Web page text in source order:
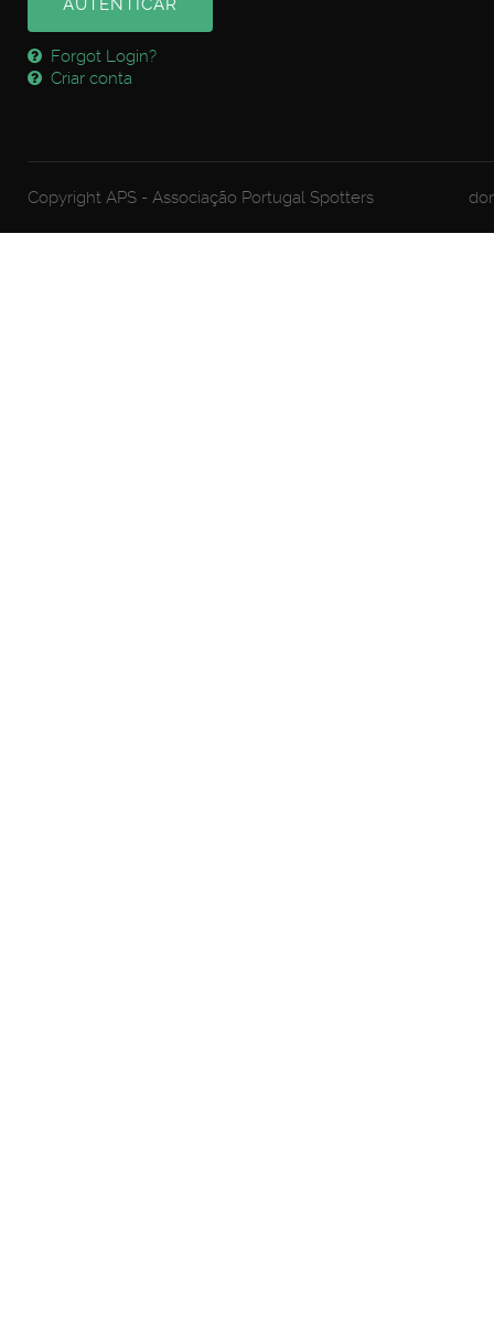
Forgot Login?
Criar conta
Copyright APS - Associação Portugal Spotters